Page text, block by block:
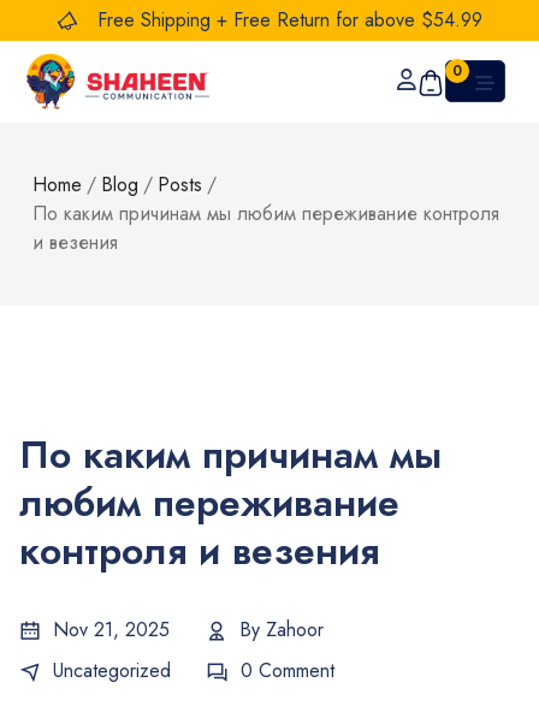
Free Shipping + Free Return for above $54.99
0
Home / Blog / Posts /
По каким причинам мы любим переживание контроля
и везения
По каким причинам мы
любим переживание
контроля и везения
Nov 21, 2025 By Zahoor
Uncategorized
0 Comment